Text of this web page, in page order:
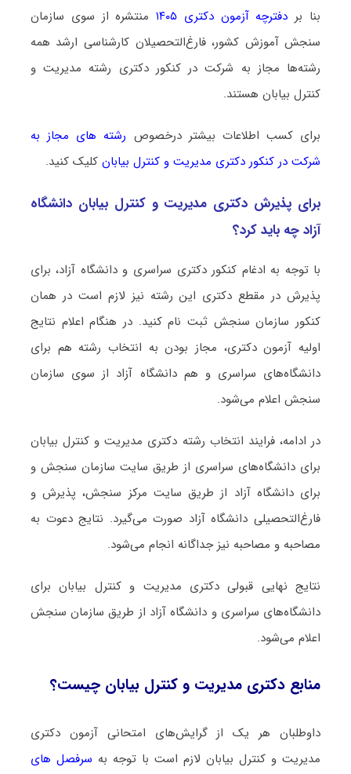
بنا بر دفترچه آزمون دکتری ۱۴۰۵
منتشره از سوی سازمان
سنجش آموزش کشور، فارغ‌التحصیلان کارشناسی ارشد همه
رشته‌ها مجاز به شرکت در کنکور دکتری رشته مدیریت و
کنترل بیابان هستند.
برای کسب اطلاعات بیشتر درخصوص رشته های مجاز به
شرکت در کنکور دکتری مدیریت و کنترل بیابانکلیک کنید.
برای پذیرش دکتری مدیریت و کنترل بیابان دانشگاه
آزاد چه باید کرد؟
با توجه به ادغام کنکور دکتری سراسری و دانشگاه آزاد، برای
پذیرش در مقطع دکتری این رشته نیز لازم است در همان
کنکور سازمان سنجش ثبت نام کنید. در هنگام اعلام نتایج
اولیه آزمون دکتری، مجاز بودن به انتخاب رشته هم برای
دانشگاه‌های سراسری و هم دانشگاه آزاد از سوی سازمان
سنجش اعلام می‌شود.
در ادامه، فرایند انتخاب رشته دکتری مدیریت و کنترل بیابان
برای دانشگاه‌های سراسری از طریق سایت سازمان سنجش و
برای دانشگاه آزاد از طریق سایت مرکز سنجش، پذیرش و
فارغ‌التحصیلی دانشگاه آزاد صورت می‌گیرد. نتایج دعوت به
مصاحبه و مصاحبه نیز جداگانه انجام می‌شود.
نتایج نهایی قبولی دکتری مدیریت و کنترل بیابان برای
دانشگاه‌های سراسری و دانشگاه آزاد از طریق سازمان سنجش
اعلام می‌شود.
منابع دکتری مدیریت و کنترل بیابان چیست؟
داوطلبان هر یک از گرایش‌های امتحانی آزمون دکتری
مدیریت و کنترل بیابان لازم است با توجه به سرفصل های